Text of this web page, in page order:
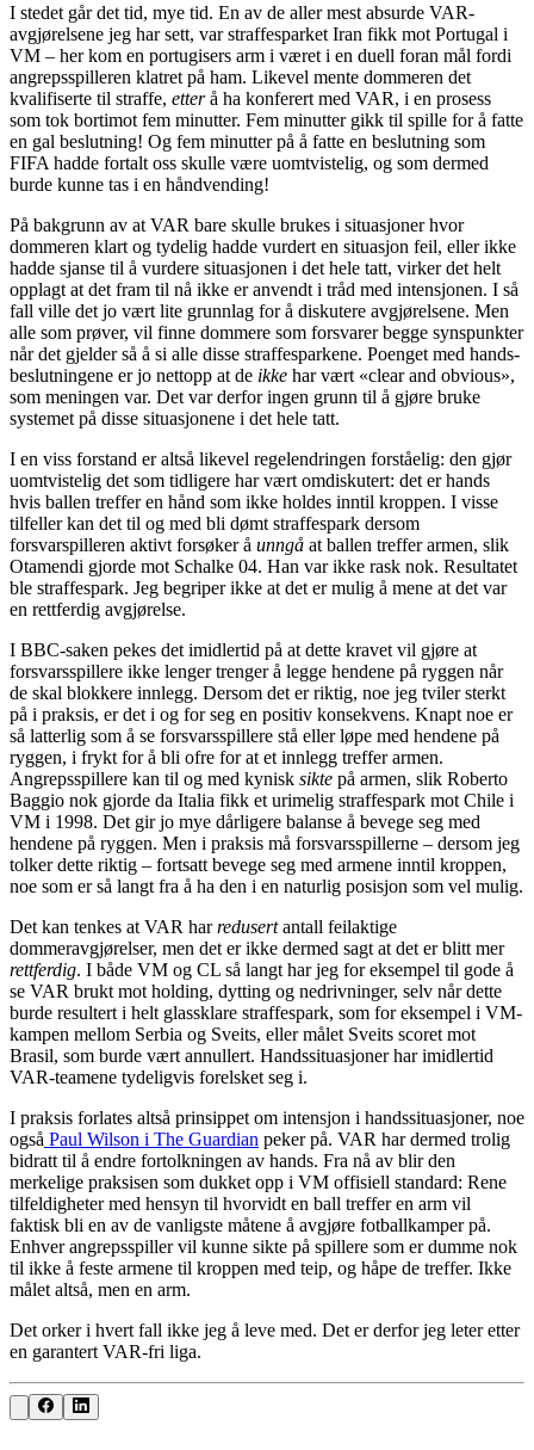
I stedet går det tid, mye tid. En av de aller mest absurde VAR-
avgjørelsene jeg har sett, var straffesparket Iran fikk mot Portugal i
VM – her kom en portugisers arm i været i en duell foran mål fordi
angrepsspilleren klatret på ham. Likevel mente dommeren det
kvalifiserte til straffe, etterå ha konferert med VAR, i en prosess
som tok bortimot fem minutter. Fem minutter gikk til spille for å fatte
en gal beslutning! Og fem minutter på å fatte en beslutning som
FIFA hadde fortalt oss skulle være uomtvistelig, og som dermed
burde kunne tas i en håndvending!
På bakgrunn av at VAR bare skulle brukes i situasjoner hvor
dommeren klart og tydelig hadde vurdert en situasjon feil, eller ikke
hadde sjanse til å vurdere situasjonen i det hele tatt, virker det helt
opplagt at det fram til nå ikke er anvendt i tråd med intensjonen. I så
fall ville det jo vært lite grunnlag for å diskutere avgjørelsene. Men
alle som prøver, vil finne dommere som forsvarer begge synspunkter
når det gjelder så å si alle disse straffesparkene. Poenget med hands-
beslutningene er jo nettopp at de ikke har vært «clear and obvious»,
som meningen var. Det var derfor ingen grunn til å gjøre bruke
systemet på disse situasjonene i det hele tatt.
I en viss forstand er altså likevel regelendringen forståelig: den gjør
uomtvistelig det som tidligere har vært omdiskutert: det er hands
hvis ballen treffer en hånd som ikke holdes inntil kroppen. I visse
tilfeller kan det til og med bli dømt straffespark dersom
forsvarspilleren aktivt forsøker å unngå at ballen treffer armen, slik
Otamendi gjorde mot Schalke 04. Han var ikke rask nok. Resultatet
ble straffespark. Jeg begriper ikke at det er mulig å mene at det var
en rettferdig avgjørelse.
I BBC-saken pekes det imidlertid på at dette kravet vil gjøre at
forsvarsspillere ikke lenger trenger å legge hendene på ryggen når
de skal blokkere innlegg. Dersom det er riktig, noe jeg tviler sterkt
på i praksis, er det i og for seg en positiv konsekvens. Knapt noe er
så latterlig som å se forsvarsspillere stå eller løpe med hendene på
ryggen, i frykt for å bli ofre for at et innlegg treffer armen.
Angrepsspillere kan til og med kynisk sikte på armen, slik Roberto
Baggio nok gjorde da Italia fikk et urimelig straffespark mot Chile i
VM i 1998. Det gir jo mye dårligere balanse å bevege seg med
hendene på ryggen. Men i praksis må forsvarsspillerne – dersom jeg
tolker dette riktig – fortsatt bevege seg med armene inntil kroppen,
noe som er så langt fra å ha den i en naturlig posisjon som vel mulig.
Det kan tenkes at VAR harredusertantall feilaktige
dommeravgjørelser, men det er ikke dermed sagt at det er blitt mer
rettferdig. I både VM og CL så langt har jeg for eksempel til gode å
se VAR brukt mot holding, dytting og nedrivninger, selv når dette
burde resultert i helt glassklare straffespark, som for eksempel i VM-
kampen mellom Serbia og Sveits, eller målet Sveits scoret mot
Brasil, som burde vært annullert. Handssituasjoner har imidlertid
VAR-teamene tydeligvis forelsket seg i.
I praksis forlates altså prinsippet om intensjon i handssituasjoner, noe
også Paul Wilson i The Guardian peker på. VAR har dermed trolig
bidratt til å endre fortolkningen av hands. Fra nå av blir den
merkelige praksisen som dukket opp i VM offisiell standard: Rene
tilfeldigheter med hensyn til hvorvidt en ball treffer en arm vil
faktisk bli en av de vanligste måtene å avgjøre fotballkamper på.
Enhver angrepsspiller vil kunne sikte på spillere som er dumme nok
til ikke å feste armene til kroppen med teip, og håpe de treffer. Ikke
målet altså, men en arm.
Det orker i hvert fall ikke jeg å leve med. Det er derfor jeg leter etter
en garantert VAR-fri liga.